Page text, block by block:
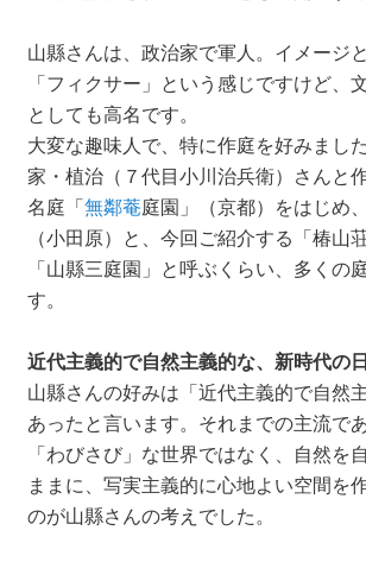
山縣さんは、政治家で軍人。イメージ
「フィクサー」という感じですけど、
としても高名です。
大変な趣味人で、特に作庭を好みまし
家・植治（７代目小川治兵衛）さんと
名庭「無鄰菴庭園」（京都）をはじめ
（小田原）と、今回ご紹介する「椿山
「山縣三庭園」と呼ぶくらい、多くの
す。
近代主義的で自然主義的な、新時代の
山縣さんの好みは「近代主義的で自然
あったと言います。それまでの主流で
「わびさび」な世界ではなく、自然を
ままに、写実主義的に心地よい空間を
のが山縣さんの考えでした。